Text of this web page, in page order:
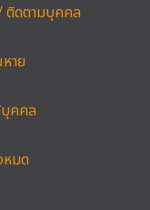
ติดตามบุคคล
าย
คคล
หมด